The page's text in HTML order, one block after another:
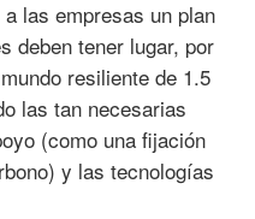
las empresas un plan
deben tener lugar, por
resiliente de 1.5
las tan necesarias
(como una fijación
y las tecnologías